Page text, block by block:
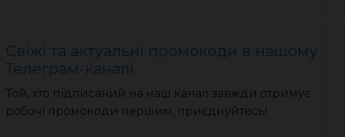
Свіжі та актуальні промокоди в нашому
Телеграм-каналі
Той, хто підписаний на наш канал завжди отримує
робочі промокоди першим, приєднуйтесь!